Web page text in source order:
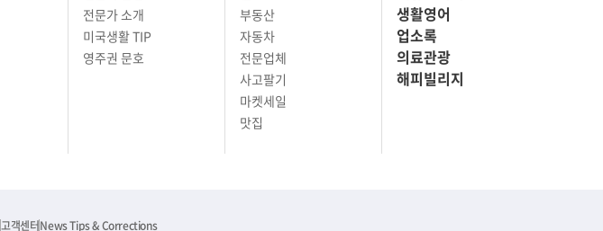
전문가 소개
미국생활 TIP
영주권 문호
부동산
자동차
전문업체
사고팔기
마켓세일
맛집
생활영어
업소록
의료관광
해피빌리지
고객센터News Tips & Corrections